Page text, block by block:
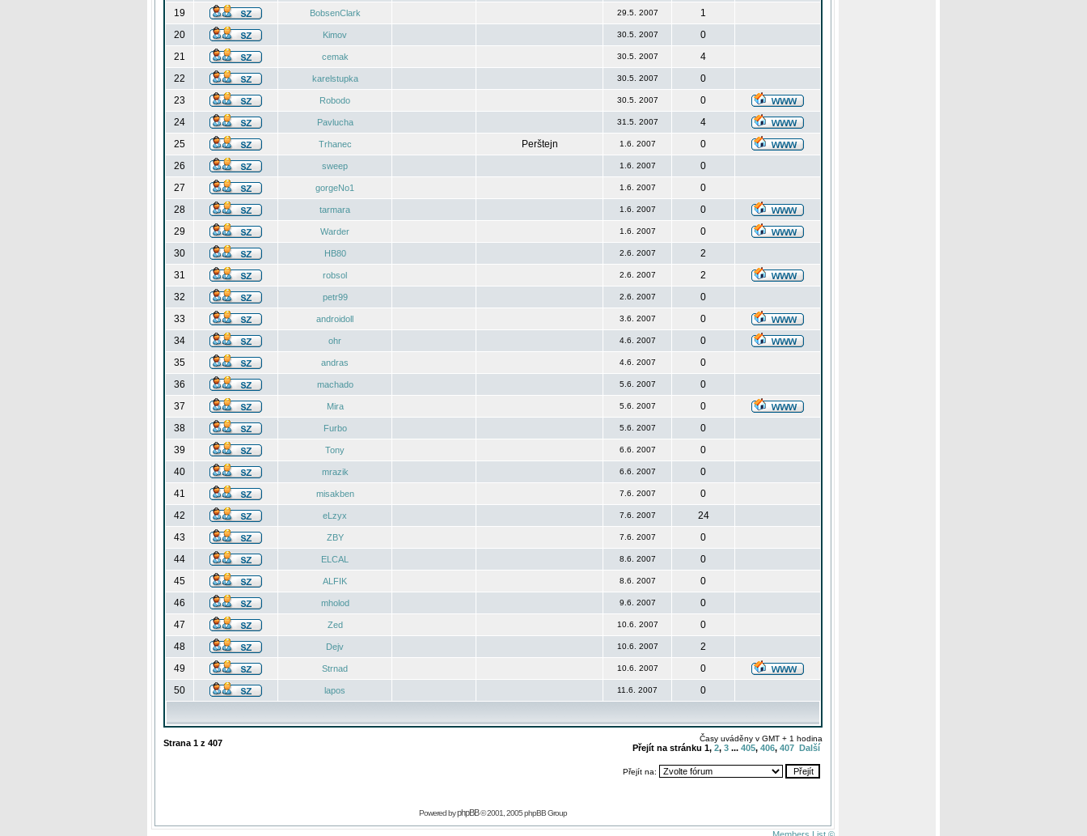
19
BobsenClark 29.5. 2007
1
20
Kimov 30.5. 2007
0
21
cemak 30.5. 2007
4
22
karelstupka 30.5. 2007
0
23
Robodo 30.5. 2007
0
24
Pavlucha 31.5. 2007
4
25
Trhanec Perštejn 1.6. 2007
0
26
sweep 1.6. 2007
0
27
gorgeNo1 1.6. 2007
0
28
tarmara 1.6. 2007
0
29
Warder 1.6. 2007
0
30
HB80 2.6. 2007
2
31
robsol 2.6. 2007
2
32
petr99 2.6. 2007
0
33
androidoll 3.6. 2007
0
34
ohr 4.6. 2007
0
35
andras 4.6. 2007
0
36
machado 5.6. 2007
0
37
Mira 5.6. 2007
0
38
Furbo 5.6. 2007
0
39
Tony 6.6. 2007
0
40
mrazik 6.6. 2007
0
41
misakben 7.6. 2007
0
42
eLzyx 7.6. 2007
24
43
ZBY 7.6. 2007
0
44
ELCAL 8.6. 2007
0
45
ALFIK 8.6. 2007
0
46
mholod 9.6. 2007
0
47
Zed 10.6. 2007
0
48
Dejv 10.6. 2007
2
49
Strnad 10.6. 2007
0
50
lapos 11.6. 2007 0
Strana 1 z 407 Časy uváděny v GMT + 1 hodina
Přejít na stránku 1, 2, 3 ... 405, 406, 407 Další
Přejít na:
Powered byphpBB© 2001, 2005 phpBB Group